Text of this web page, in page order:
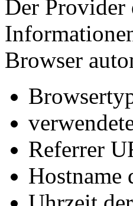
Der Provider
Browser
Referrer
Hostname